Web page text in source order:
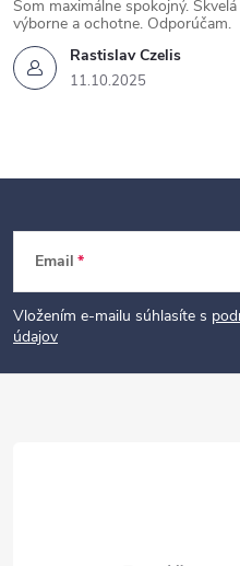
Rastislav Czelis
11.10.2025
Som maximálne spokojný.
výborne a ochotne. Odporúčam.
t
Email
Vložením e-mailu súhlasíte s
údajov